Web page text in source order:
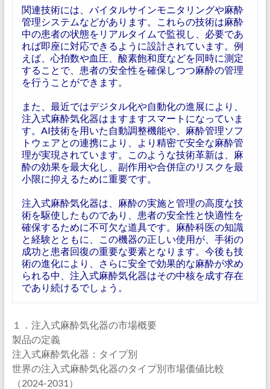
関連技術には、バイタルサインモニタリングや麻酔
管理システムなどがあります。これらの技術は麻酔
中の患者の状態をリアルタイムで監視し、必要であ
れば即座に対応できるように設計されています。例
えば、心拍数や血圧、酸素飽和度などを同時に測定
することで、患者の安全性を確保しつつ麻酔の管理
を行うことができます。
また、最近ではデジタル化や自動化の進展により、
注入式麻酔気化器はますますスマートになっていま
す。AI技術を用いた自動調整機能や、麻酔管理ソフ
トウェアとの連携により、より精密で安全な麻酔管
理が実現されています。このような技術革新は、麻
酔の効果を最大化し、副作用や合併症のリスクを最
小限に抑えるために重要です。
注入式麻酔気化器は、麻酔の実施と管理の高度な技
術を駆使したものであり、患者の安全性と快適性を
確保するために不可欠な道具です。麻酔科医の知識
と経験とともに、この機器の正しい使用が、手術の
成功と患者回復の重要な要素となります。今後も技
術の進化により、さらに安全で効果的な麻酔が求め
られる中、注入式麻酔気化器はその中核を成す存在
であり続けるでしょう。
１．注入式麻酔気化器の市場概要
製品の定義
注入式麻酔気化器：タイプ別
世界の注入式麻酔気化器のタイプ別市場価値比較
（2024-2031）